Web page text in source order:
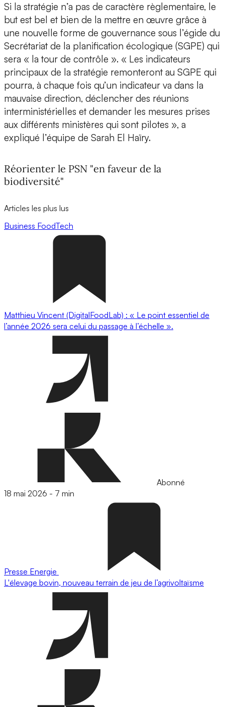
Si la stratégie n’a pas de caractère règlementaire, le
but est bel et bien de la mettre en œuvre grâce à
une nouvelle forme de gouvernance sous l’égide du
Secrétariat de la planification écologique (SGPE) qui
sera « la tour de contrôle ». « Les indicateurs
principaux de la stratégie remonteront au SGPE qui
pourra, à chaque fois qu’un indicateur va dans la
mauvaise direction, déclencher des réunions
interministérielles et demander les mesures prises
aux différents ministères qui sont pilotes », a
expliqué l’équipe de Sarah El Haïry.
Réorienter le PSN "en faveur de la
biodiversité"
Articles les plus lus
Business FoodTech
Matthieu Vincent (DigitalFoodLab) : « Le point essentiel de
l’année 2026 sera celui du passage à l’échelle ».
Abonné
18 mai 2026 - 7 min
Presse Energie
L'élevage bovin, nouveau terrain de jeu de l’agrivoltaïsme